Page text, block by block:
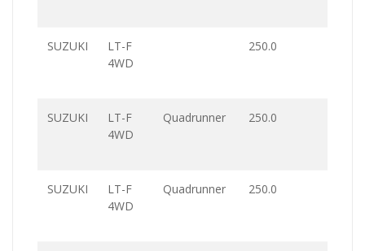
SUZUKI
LT-F
4WD
250.0
SUZUKI
LT-F
4WD
Quadrunner 250.0
SUZUKI
LT-F
4WD
Quadrunner 250.0